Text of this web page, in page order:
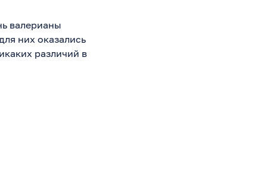
валерианы
них оказались
различий в